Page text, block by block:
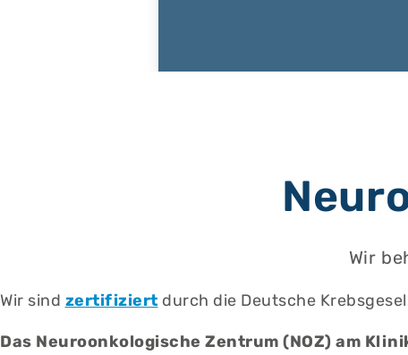
Wir
Wir sind zertifiziert durch die Deutsche
Das Neuroonkologische Zentrum (NOZ) am